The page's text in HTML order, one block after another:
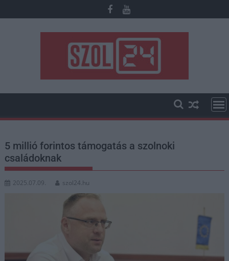
to
5 millió forintos támogatás a szolnoki
családoknak
2025.07.09. szol24.hu